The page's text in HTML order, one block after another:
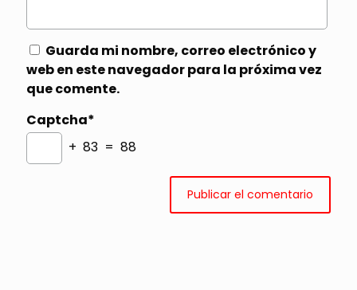
Guarda mi nombre, correo electrónico y
web en este navegador para la próxima vez
que comente.
Captcha*
+ 83 = 88